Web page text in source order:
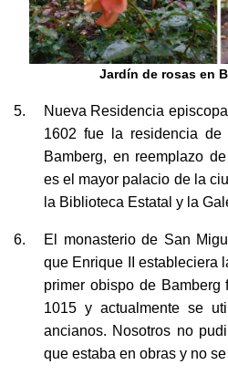
Jardín de rosas en
1602 fue la residencia de
Bamberg, en reemplazo
es el mayor palacio de la
la Biblioteca Estatal y la
que Enrique II estableciera
primer obispo de Bamberg
1015 y actualmente se
ancianos. Nosotros no
que estaba en obras y no